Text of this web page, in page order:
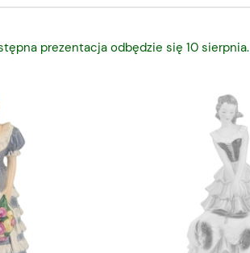
prezentacja odbędzie się 10 sierpnia.